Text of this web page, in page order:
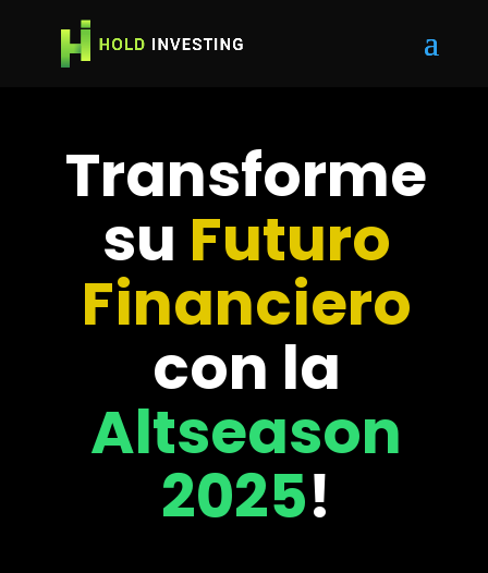
Transforme
su Futuro
Financiero
con la
Altseason
2025!